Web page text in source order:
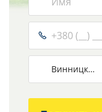
Винницкая